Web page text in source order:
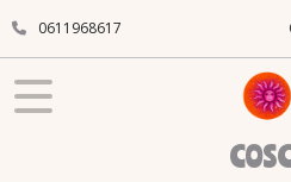
0611968617